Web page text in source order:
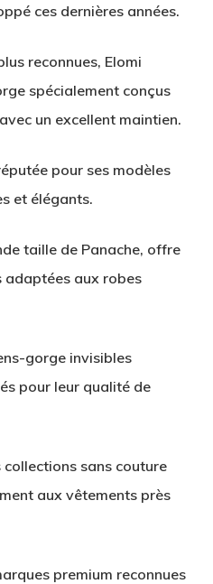
ces dernières années.
reconnues, Elomi
spécialement conçus
un excellent maintien.
pour ses modèles
et élégants.
taille de Panache, offre
adaptées aux robes
gorge invisibles
pour leur qualité de
sans couture
aux vêtements près
premium reconnues